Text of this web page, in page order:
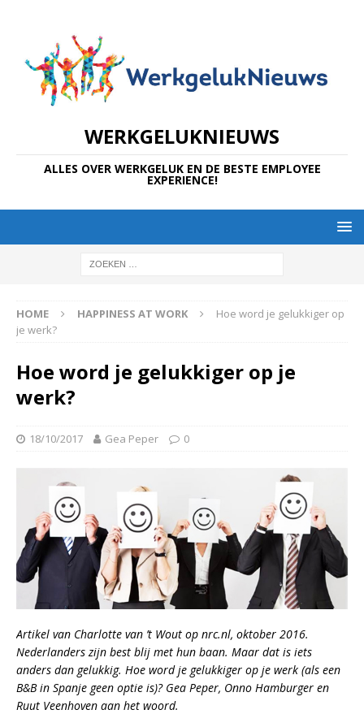
WERKGELUKNIEUWS
ALLES OVER WERKGELUK EN DE BESTE EMPLOYEE
EXPERIENCE!
HOME HAPPINESS AT WORK
Hoe word je gelukkiger op
je werk?
Hoe word je gelukkiger op je
werk?
18/10/2017 Gea Peper 0
Artikel van Charlotte van ’t Wout op nrc.nl, oktober 2016.
Nederlanders zijn best blij met hun baan. Maar dat is iets
anders dan gelukkig. Hoe word je gelukkiger op je werk (als een
B&B in Spanje geen optie is)? Gea Peper, Onno Hamburger en
Ruut Veenhoven aan het woord.